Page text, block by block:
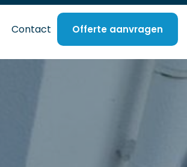
Contact Offerte aanvragen